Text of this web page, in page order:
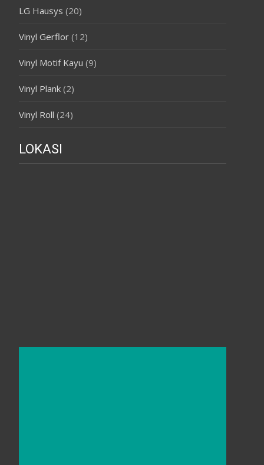
LG Hausys (20)
Vinyl Gerflor (12)
Vinyl Motif Kayu (9)
Vinyl Plank (2)
Vinyl Roll (24)
LOKASI